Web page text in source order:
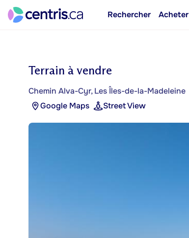
Rechercher Acheter
Terrain à vendre
Chemin Alva-Cyr, Les Îles-de-la-Madeleine
Google Maps
Street View